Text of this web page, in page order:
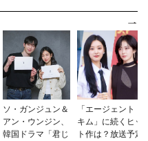
ソ・ガンジュン＆
アン・ウンジン、
韓国ドラマ「君じ
「エージェント・
キム」に続くヒッ
ト作は？放送予定